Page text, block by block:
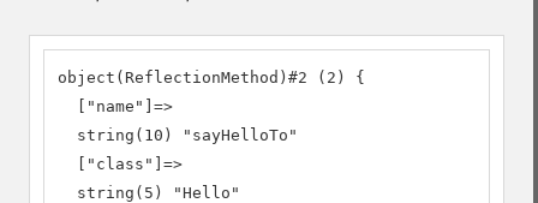
object(ReflectionMethod)#2 (2) {
  ["name"]=>
  string(10) "sayHelloTo"
  ["class"]=>
  string(5) "Hello"